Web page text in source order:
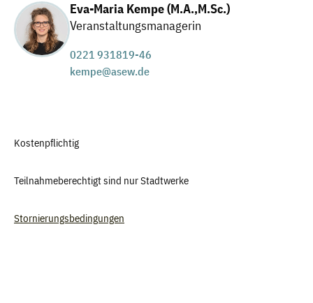
Eva-Maria Kempe (M.A.,M.Sc.)
Veranstaltungsmanagerin
0221 931819-46
kempe@asew.de
Kostenpflichtig
Teilnahmeberechtigt sind nur Stadtwerke
Stornierungsbedingungen